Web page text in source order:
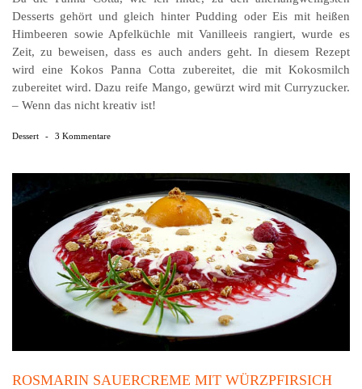
Desserts gehört und gleich hinter Pudding oder Eis mit heißen
Himbeeren sowie Apfelküchle mit Vanilleeis rangiert, wurde es
Zeit, zu beweisen, dass es auch anders geht. In diesem Rezept
wird eine Kokos Panna Cotta zubereitet, die mit Kokosmilch
zubereitet wird. Dazu reife Mango, gewürzt wird mit Curryzucker.
– Wenn das nicht kreativ ist!
Dessert - 3 Kommentare
ROSMARIN SAUERCREME MIT WÜRZPFIRSICH